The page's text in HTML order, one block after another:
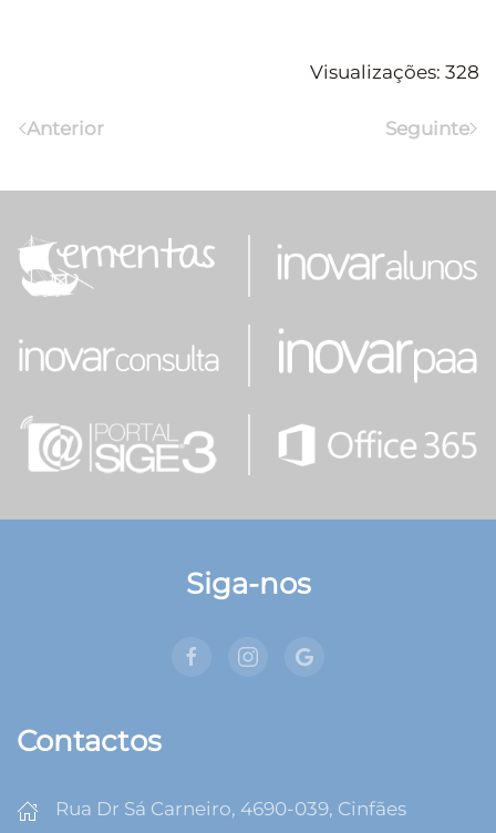
Visualizações: 328
Anterior Seguinte
Siga-nos
Contactos
Rua Dr Sá Carneiro, 4690-039, Cinfães